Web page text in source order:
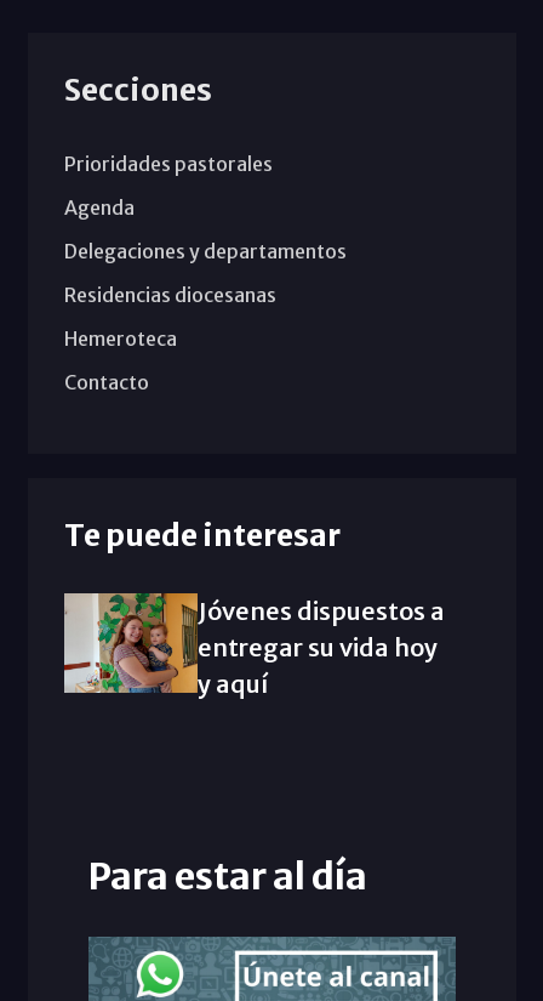
Secciones
Prioridades pastorales
Agenda
Delegaciones y departamentos
Residencias diocesanas
Hemeroteca
Contacto
Te puede interesar
Jóvenes dispuestos a
entregar su vida hoy
y aquí
Para estar al día